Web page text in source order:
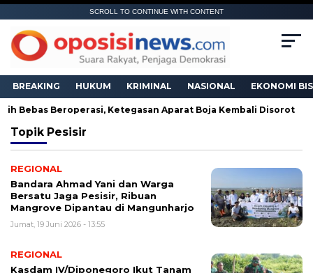
SCROLL TO CONTINUE WITH CONTENT
BREAKING HUKUM KRIMINAL NASIONAL EKONOMI
Bebas Beroperasi, Ketegasan Aparat Boja Kembali Disorot
Topik Pesisir
REGIONAL
Bandara Ahmad Yani dan Warga
Bersatu Jaga Pesisir, Ribuan
Mangrove Dipantau di Mangunharjo
Jumat, 19 Juni 2026 - 13:55
REGIONAL
Kasdam IV/Diponegoro Ikut Tanam